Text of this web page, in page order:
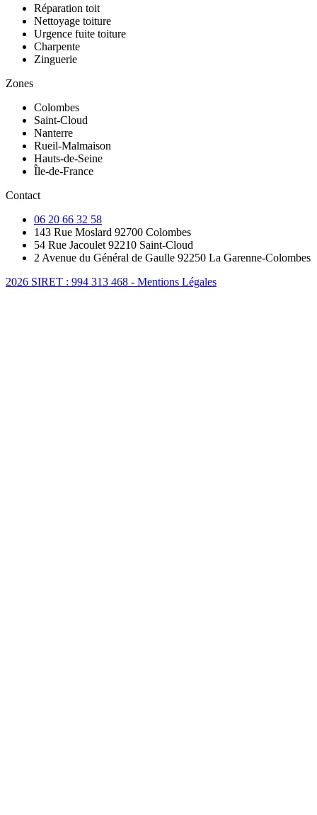
Réparation toit
Nettoyage toiture
Urgence fuite toiture
Charpente
Zinguerie
Zones
Colombes
Saint-Cloud
Nanterre
Rueil-Malmaison
Hauts-de-Seine
Île-de-France
Contact
06 20 66 32 58
143 Rue Moslard 92700 Colombes
54 Rue Jacoulet 92210 Saint-Cloud
2 Avenue du Général de Gaulle 92250 La Garenne-Colombes
2026 SIRET : 994 313 468 - Mentions Légales